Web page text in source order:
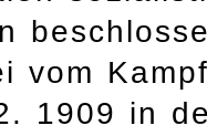
vom
1909 in